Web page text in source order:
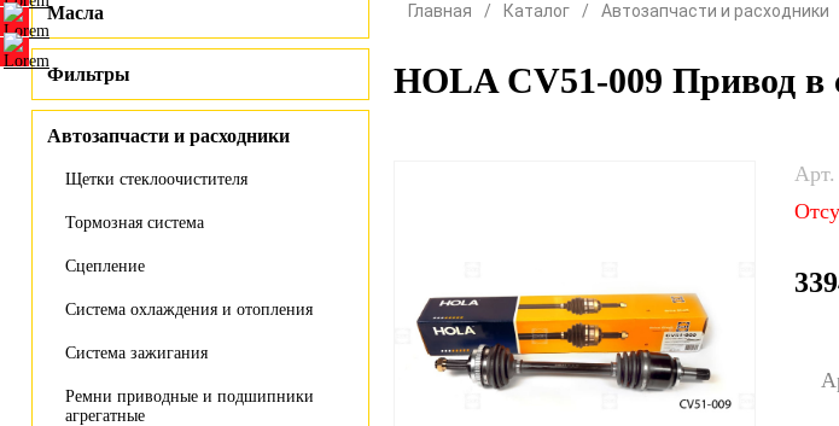
Масла
Фильтры
Автозапчасти и расходники
Щетки стеклоочистителя
Тормозная система
Сцепление
Система охлаждения и отопления
Система зажигания
Ремни приводные и подшипники
агрегатные
Главная Каталог Автозапчасти и расходники
HOLA CV51-009 Привод в
Арт.